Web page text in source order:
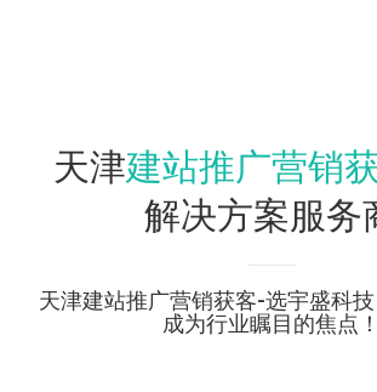
天津建站推广营销
解决方案服务
天津建站推广营销获客-选宇盛科
成为行业瞩目的焦点！